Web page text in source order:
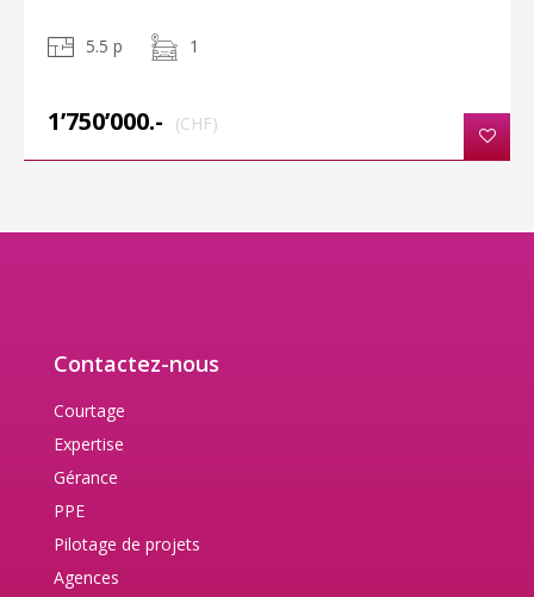
5.5 p 1
1’750’000.- (CHF)
Contactez-nous
Courtage
Expertise
Gérance
PPE
Pilotage de projets
Agences